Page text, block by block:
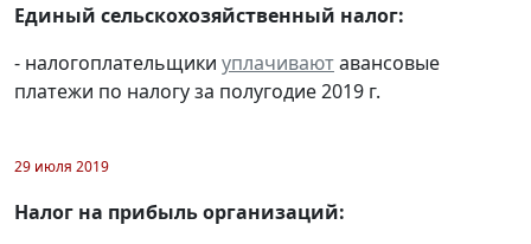
Единый сельскохозяйственный налог:
- налогоплательщики уплачиваютавансовые
платежи по налогу за полугодие 2019 г.
29 июля 2019
Налог на прибыль организаций: